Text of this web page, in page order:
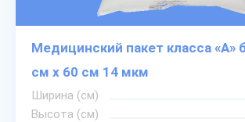
Медицинский пакет класса «А»
см х 60 см 14 мкм
Ширина (см)
Высота (см)